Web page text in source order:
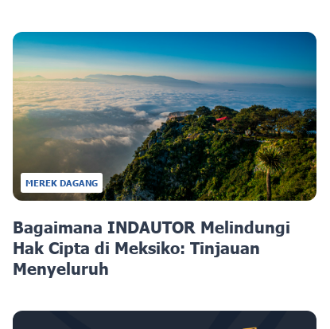
MEREK DAGANG
Bagaimana INDAUTOR Melindungi
Hak Cipta di Meksiko: Tinjauan
Menyeluruh